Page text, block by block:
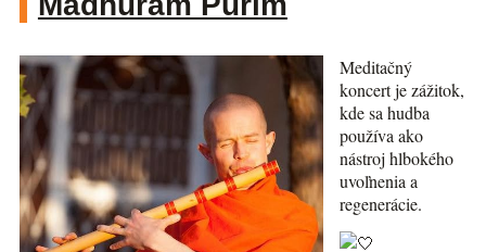
Meditačný
koncert je zážitok,
kde sa hudba
používa ako
nástroj hlbokého
uvoľnenia a
regenerácie.